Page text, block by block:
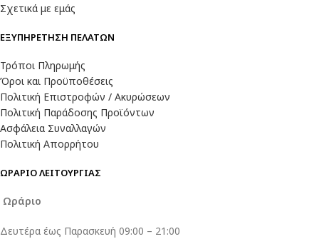
Σχετικά με εμάς
ΕΞΥΠΗΡΕΤΗΣΗ ΠΕΛΑΤΩΝ
Τρόποι Πληρωμής
Όροι και Προϋποθέσεις
Πολιτική Επιστροφών / Ακυρώσεων
Πολιτική Παράδοσης Προϊόντων
Ασφάλεια Συναλλαγών
Πολιτική Απορρήτου
ΩΡΑΡΙΟ ΛΕΙΤΟΥΡΓΙΑΣ
Ωράριο
Δευτέρα έως Παρασκευή 09:00 – 21:00